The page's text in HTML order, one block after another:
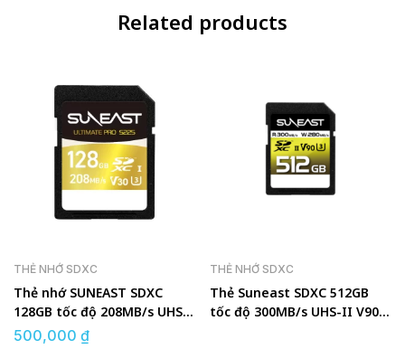
Related products
THẺ NHỚ SDXC
Thẻ nhớ SUNEAST SDXC
128GB tốc độ 208MB/s UHS-I
V30
500,000 ₫
THẺ NHỚ SDXC
Thẻ Suneast SDXC 512GB
tốc độ 300MB/s UHS-II V90